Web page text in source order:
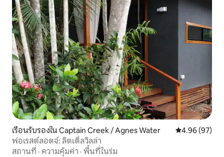
เรือนรับรองใน Captain Creek / Agnes Water คะแนนเฉลี่ย
4.96 (97)
ฟอเรสต์ลอดจ์: ลิตเติ้ลวิลล่า
สถานที่ · ความคุ้มค่า · พื้นที่ในร่ม